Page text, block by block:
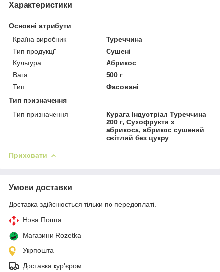
Характеристики
Основні атрибути
Країна виробник
Туреччина
Тип продукції
Сушені
Культура
Абрикос
Вага
500 г
Тип
Фасовані
Тип призначення
Тип призначення
Курага Індустріал Туреччина
200 г, Сухофрукти з
абрикоса, абрикос сушений
світлий без цукру
Приховати
Умови доставки
Доставка здійснюється тільки по передоплаті.
Нова Пошта
Магазини Rozetka
Укрпошта
Доставка кур'єром